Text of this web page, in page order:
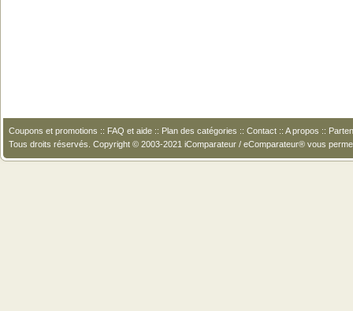
Coupons et promotions :: FAQ et aide :: Plan des catégories :: Contact :: A propos ::
Tous droits réservés. Copyright © 2003-2021 iComparateur / eComparateur® vous